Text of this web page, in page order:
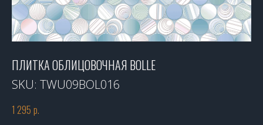
ПЛИТКА ОБЛИЦОВОЧНАЯ BOLLE
SKU: TWU09BOL016
1 295 р.